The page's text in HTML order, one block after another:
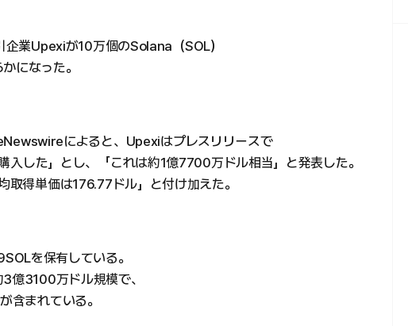
企業Upexiが10万個のSolana（SOL）
になった。
によると、Upexiはプレスリリースで
入した」とし、「これは約1億7700万ドル相当」と発表した。
取得単価は176.77ドル」と付け加えた。
を保有している。
億3100万ドル規模で、
含まれている。